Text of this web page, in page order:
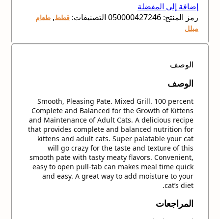
إضافة إلى المفضلة
رمز المنتج: 050000427246 التصنيفات: قطط, طعام
مبلل
الوصف
الوصف
Smooth, Pleasing Pate. Mixed Grill. 100 percent
Complete and Balanced for the Growth of Kittens
and Maintenance of Adult Cats. A delicious recipe
that provides complete and balanced nutrition for
kittens and adult cats. Super palatable your cat
will go crazy for the taste and texture of this
smooth pate with tasty meaty flavors. Convenient,
easy to open pull-tab can makes meal time quick
and easy. A great way to add moisture to your
cat’s diet.
المراجعات